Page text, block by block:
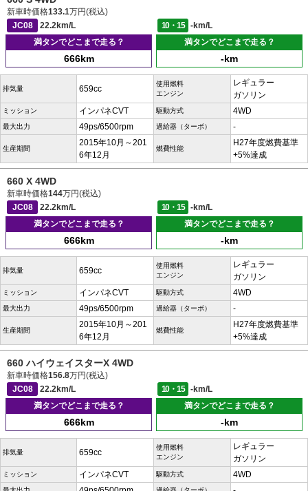
新車時価格133.1万円(税込)
JC08
22.2km/L 10・15
-km/L
満タンでどこまで走る？
666km
満タンでどこまで走る？
-km
排気量 659cc
使用燃料
エンジン
レギュラー
ガソリン
ミッション インパネCVT 駆動方式 4WD
最大出力 49ps/6500rpm 過給器（ターボ） -
生産期間
2015年10月～201
6年12月
燃費性能
H27年度燃費基準
+5%達成
660 X 4WD
新車時価格144万円(税込)
JC08
22.2km/L 10・15
-km/L
満タンでどこまで走る？
666km
満タンでどこまで走る？
-km
排気量 659cc
使用燃料
エンジン
レギュラー
ガソリン
ミッション インパネCVT 駆動方式 4WD
最大出力 49ps/6500rpm 過給器（ターボ） -
生産期間
2015年10月～201
6年12月
燃費性能
H27年度燃費基準
+5%達成
660 ハイウェイスターX 4WD
新車時価格156.8万円(税込)
JC08
22.2km/L 10・15
-km/L
満タンでどこまで走る？
666km
満タンでどこまで走る？
-km
排気量 659cc
使用燃料
エンジン
レギュラー
ガソリン
ミッション インパネCVT 駆動方式 4WD